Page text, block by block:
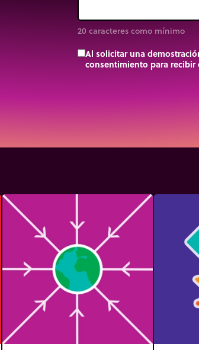
20 caracteres como mínimo
Al solicitar una
consentimiento para